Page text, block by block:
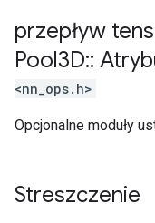
przepływ
Pool3D::
<nn_ops.h>
Opcjonalne moduły
Streszczenie